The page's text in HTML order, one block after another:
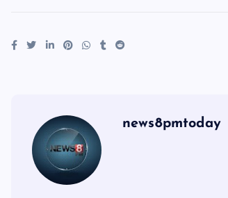
news8pmtoday